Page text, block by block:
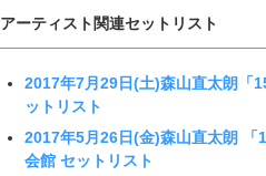
アーティスト関連セットリスト
2017年7月29日(土)森山直太朗「
ットリスト
2017年5月26日(金)森山直太朗 「
会館 セットリスト